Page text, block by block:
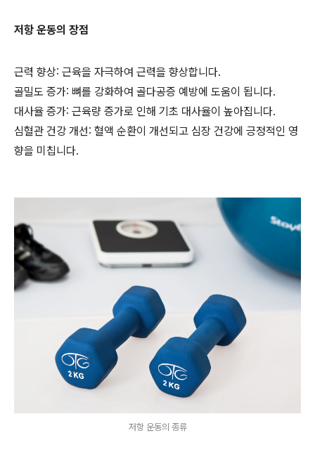
저항 운동의 장점
근력 향상: 근육을 자극하여 근력을 향상합니다.
골밀도 증가: 뼈를 강화하여 골다공증 예방에 도움이 됩니다.
대사율 증가: 근육량 증가로 인해 기초 대사율이 높아집니다.
심혈관 건강 개선: 혈액 순환이 개선되고 심장 건강에 긍정적인 영
향을 미칩니다.
저항 운동의 종류